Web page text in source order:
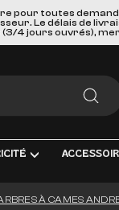
pour toutes
Le délais de
4 jours ouvrés),
RECHERCHER
À CAMES